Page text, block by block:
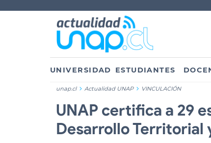
UNIVERSIDAD ESTUDIANTES
unap.cl Actualidad UNAP VINCULACIÓN
UNAP certifica a 29
Desarrollo Territorial